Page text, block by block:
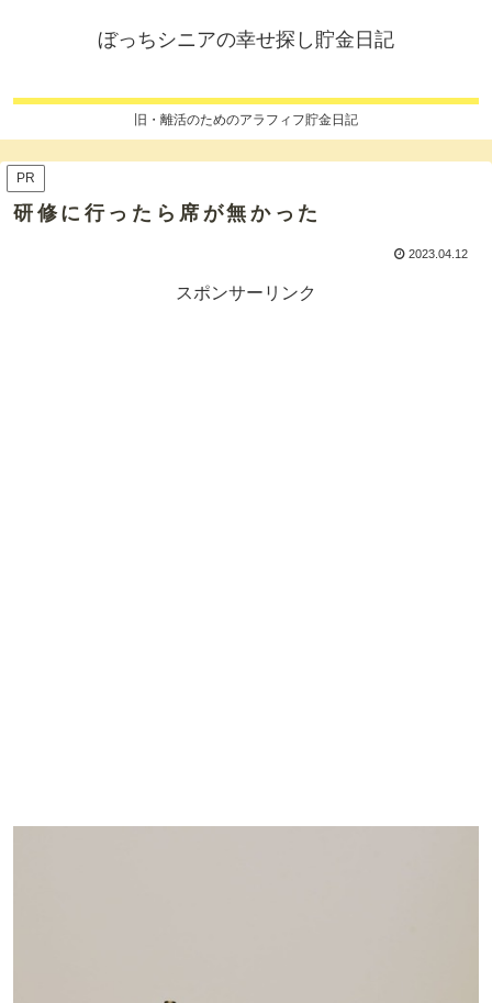
ぼっちシニアの幸せ探し貯金日記
旧・離活のためのアラフィフ貯金日記
PR
研修に行ったら席が無かった
2023.04.12
スポンサーリンク